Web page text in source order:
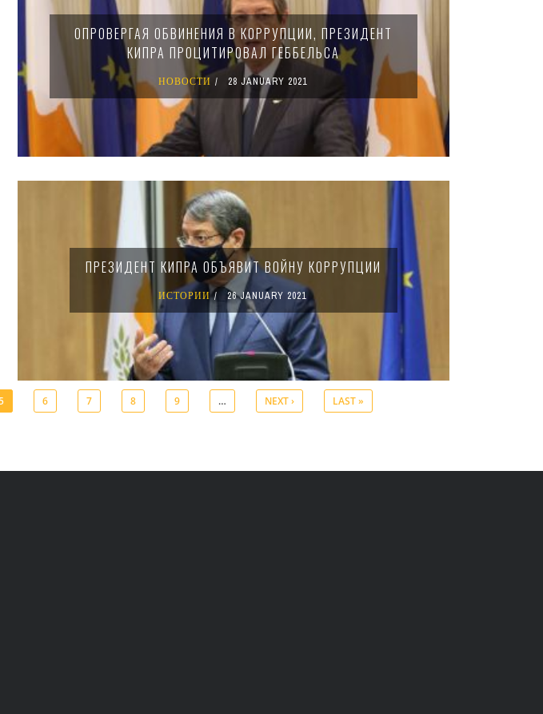
ОПРОВЕРГАЯ ОБВИНЕНИЯ В КОРРУПЦИИ, ПРЕЗИДЕНТ
КИПРА ПРОЦИТИРОВАЛ ГЕББЕЛЬСА
НОВОСТИ 28 JANUARY 2021
ПРЕЗИДЕНТ КИПРА ОБЪЯВИТ ВОЙНУ КОРРУПЦИИ
ИСТОРИИ 26 JANUARY 2021
6 7 8 9 … NEXT › LAST »